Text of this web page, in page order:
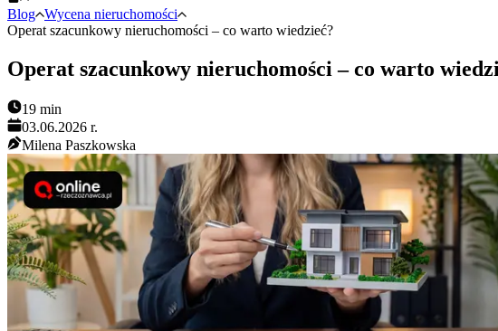
Blog Wycena nieruchomości
Operat szacunkowy nieruchomości – co warto wiedzieć?
Operat szacunkowy nieruchomości – co warto
19 min
03.06.2026 r.
Milena Paszkowska